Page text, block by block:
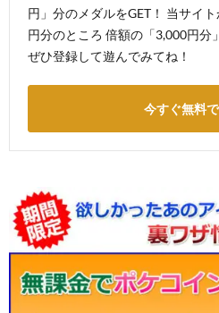
円」分のメダルをGET！ 当サイ
円分のところ 倍額の「3,000円分
ぜひ登録して遊んでみてね！
今すぐ無料